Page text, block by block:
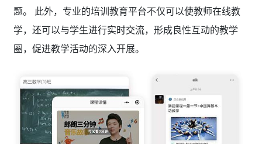
题。 此外，专业的培训教育平台不仅可以使教师在线教
学，还可以与学生进行实时交流，形成良性互动的教学
圈，促进教学活动的深入开展。